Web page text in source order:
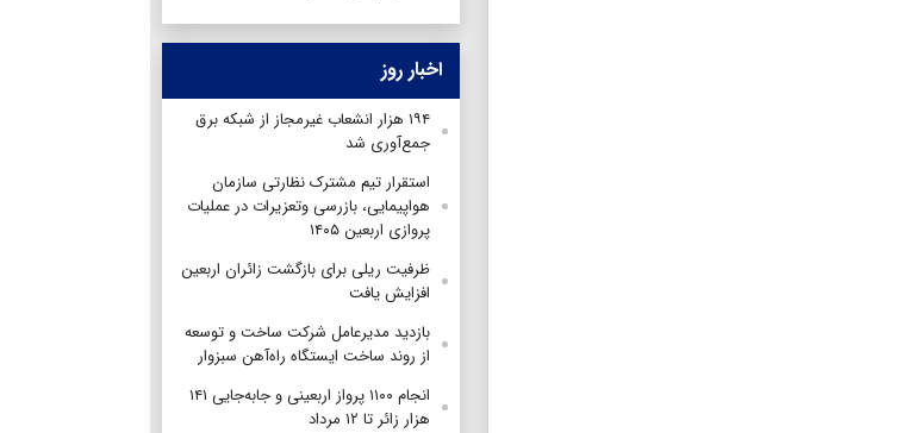
اخبار روز
۱۹۴ هزار انشعاب غیرمجاز از شبکه برق
جمع‌آوری شد
استقرار تیم مشترک نظارتی سازمان
هواپیمایی، بازرسی وتعزیرات در عملیات
پروازی اربعین ۱۴۰۵
ظرفیت ریلی برای بازگشت زائران اربعین
افزایش یافت
بازدید مدیرعامل شرکت ساخت و توسعه
از روند ساخت ایستگاه راه‌آهن سبزوار
انجام ۱۱۰۰ پرواز اربعینی و جابه‌جایی ۱۴۱
هزار زائر تا ۱۲ مرداد